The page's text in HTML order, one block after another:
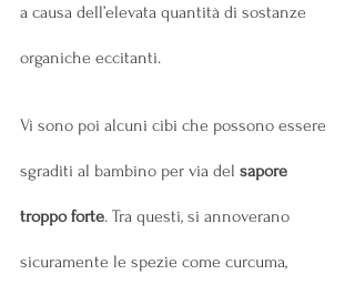
a causa dell’elevata quantità di sostanze
organiche eccitanti.
Vi sono poi alcuni cibi che possono essere
sgraditi al bambino per via del sapore
troppo forte. Tra questi, si annoverano
sicuramente le spezie come curcuma,